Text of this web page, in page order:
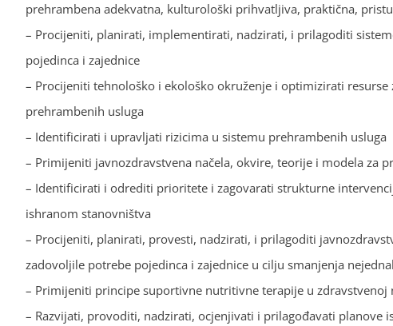
prehrambena adekvatna, kulturološki prihvatljiva, praktična,
– Procijeniti, planirati, implementirati, nadzirati, i prilagoditi
pojedinca i zajednice
– Procijeniti tehnološko i ekološko okruženje i optimizirati
prehrambenih usluga
– Identificirati i upravljati rizicima u sistemu prehrambenih usluga
– Primijeniti javnozdravstvena načela, okvire, teorije i modela za
– Identificirati i odrediti prioritete i zagovarati strukturne
ishranom stanovništva
– Procijeniti, planirati, provesti, nadzirati, i prilagoditi
zadovoljile potrebe pojedinca i zajednice u cilju smanjenja
– Primijeniti principe suportivne nutritivne terapije u zdravstvenoj
– Razvijati, provoditi, nadzirati, ocjenjivati i prilagođavati planove